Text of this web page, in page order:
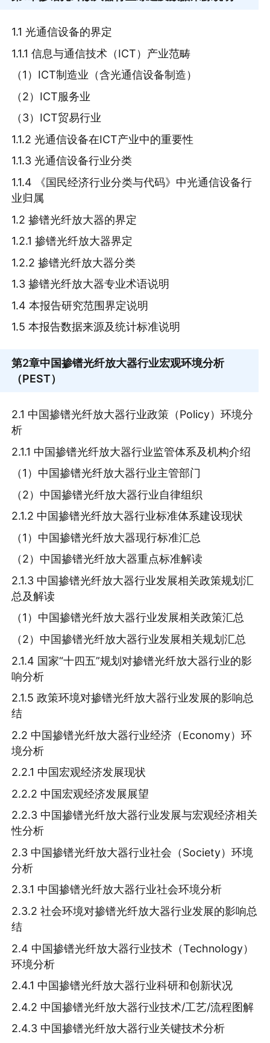
1.1 光通信设备的界定
1.1.1 信息与通信技术（ICT）产业范畴
（1）ICT制造业（含光通信设备制造）
（2）ICT服务业
（3）ICT贸易行业
1.1.2 光通信设备在ICT产业中的重要性
1.1.3 光通信设备行业分类
1.1.4 《国民经济行业分类与代码》中光通信设备行
业归属
1.2 掺镨光纤放大器的界定
1.2.1 掺镨光纤放大器界定
1.2.2 掺镨光纤放大器分类
1.3 掺镨光纤放大器专业术语说明
1.4 本报告研究范围界定说明
1.5 本报告数据来源及统计标准说明
第2章中国掺镨光纤放大器行业宏观环境分析
（PEST）
2.1 中国掺镨光纤放大器行业政策（Policy）环境分
析
2.1.1 中国掺镨光纤放大器行业监管体系及机构介绍
（1）中国掺镨光纤放大器行业主管部门
（2）中国掺镨光纤放大器行业自律组织
2.1.2 中国掺镨光纤放大器行业标准体系建设现状
（1）中国掺镨光纤放大器现行标准汇总
（2）中国掺镨光纤放大器重点标准解读
2.1.3 中国掺镨光纤放大器行业发展相关政策规划汇
总及解读
（1）中国掺镨光纤放大器行业发展相关政策汇总
（2）中国掺镨光纤放大器行业发展相关规划汇总
2.1.4 国家“十四五”规划对掺镨光纤放大器行业的影
响分析
2.1.5 政策环境对掺镨光纤放大器行业发展的影响总
结
2.2 中国掺镨光纤放大器行业经济（Economy）环
境分析
2.2.1 中国宏观经济发展现状
2.2.2 中国宏观经济发展展望
2.2.3 中国掺镨光纤放大器行业发展与宏观经济相关
性分析
2.3 中国掺镨光纤放大器行业社会（Society）环境
分析
2.3.1 中国掺镨光纤放大器行业社会环境分析
2.3.2 社会环境对掺镨光纤放大器行业发展的影响总
结
2.4 中国掺镨光纤放大器行业技术（Technology）
环境分析
2.4.1 中国掺镨光纤放大器行业科研和创新状况
2.4.2 中国掺镨光纤放大器行业技术/工艺/流程图解
2.4.3 中国掺镨光纤放大器行业关键技术分析